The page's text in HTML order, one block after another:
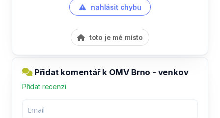
nahlásit chybu
toto je mé místo
Přidat komentář k OMV Brno - venkov
Přidat recenzi